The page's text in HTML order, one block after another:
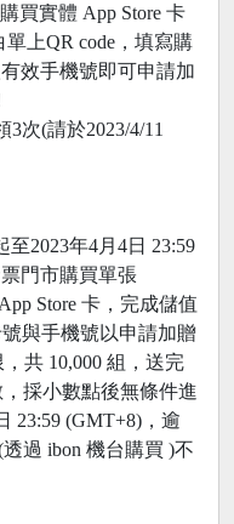
買實體 App Store 卡
上QR code，填寫購
效手機號即可申請加
次(請於2023/4/11
至2023年4月4日 23:59
門市購買單張
Store 卡，完成儲值
與手機號以申請加贈
共 10,000 組，送完
採小數點後無條件進
23:59 (GMT+8)，逾
過 ibon 機台購買 )不